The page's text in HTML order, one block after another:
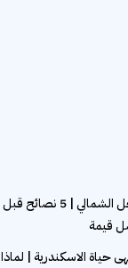
مارسيليا بيتش الساحل
قيمة
حياة الاسكندرية |